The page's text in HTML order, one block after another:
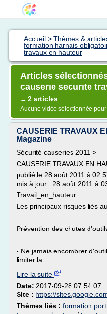
Accueil > Thèmes &
formation harnais
travaux en hauteur
Articles
causerie securite
→ 2 articles
Aucune vidéo sélectionnée pour
CAUSERIE TRAVAUX
Magazine
Sécurité causeries 2011 >
CAUSERIE TRAVAUX EN
publié le 28 août 2011 à
mis à jour : 28 août 2011 à
Travail_en_hauteur
Les principaux risques liés
Prévention des chutes
- Ne jamais encombrer
limiter la...
Lire la suite
Date: 2017-09-28 07:54:07
Site : https://
Thèmes liés : formation